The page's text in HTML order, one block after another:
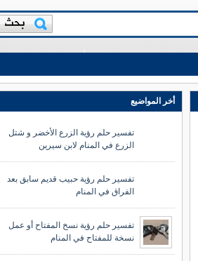
أخر المواضيع
تفسير حلم رؤية الزرع الأخضر و شتل
الزرع في المنام لابن سيرين
تفسير حلم رؤية حبيب قديم سابق بعد
الفراق في المنام
تفسير حلم رؤية نسخ المفتاح أو عمل
نسخة للمفتاح في المنام